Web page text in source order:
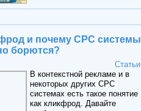
и почему CPC системы
борются?
Статьи
В контекстной рекламе и в
некоторых других CPC
системах есть такое понятие
как кликфрод. Давайте